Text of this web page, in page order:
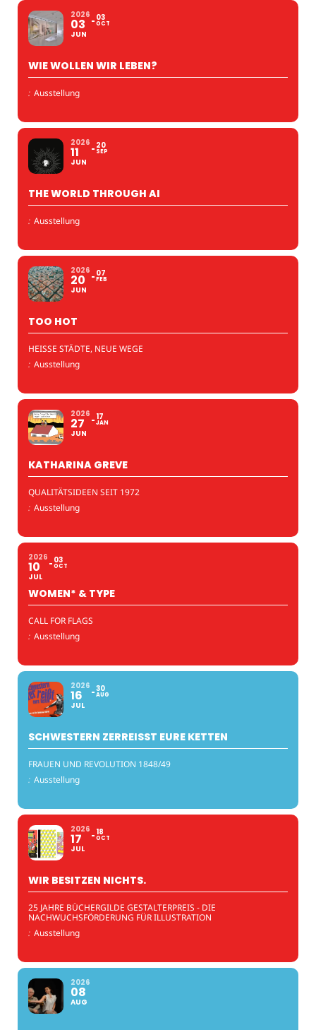
2026
03
JUN
03
OCT
WIE WOLLEN WIR LEBEN?
: Ausstellung
2026
11
JUN
20
SEP
THE WORLD THROUGH AI
: Ausstellung
2026
20
JUN
07
FEB
TOO HOT
HEISSE STÄDTE, NEUE WEGE
: Ausstellung
2026
27
JUN
17
JAN
KATHARINA GREVE
QUALITÄTSIDEEN SEIT 1972
: Ausstellung
2026
10
JUL
03
OCT
WOMEN* & TYPE
CALL FOR FLAGS
: Ausstellung
2026
16
JUL
30
AUG
SCHWESTERN ZERREISST EURE KETTEN
FRAUEN UND REVOLUTION 1848/49
: Ausstellung
2026
17
JUL
18
OCT
WIR BESITZEN NICHTS.
25 JAHRE BÜCHERGILDE GESTALTERPREIS - DIE
NACHWUCHSFÖRDERUNG FÜR ILLUSTRATION
: Ausstellung
2026
08
AUG